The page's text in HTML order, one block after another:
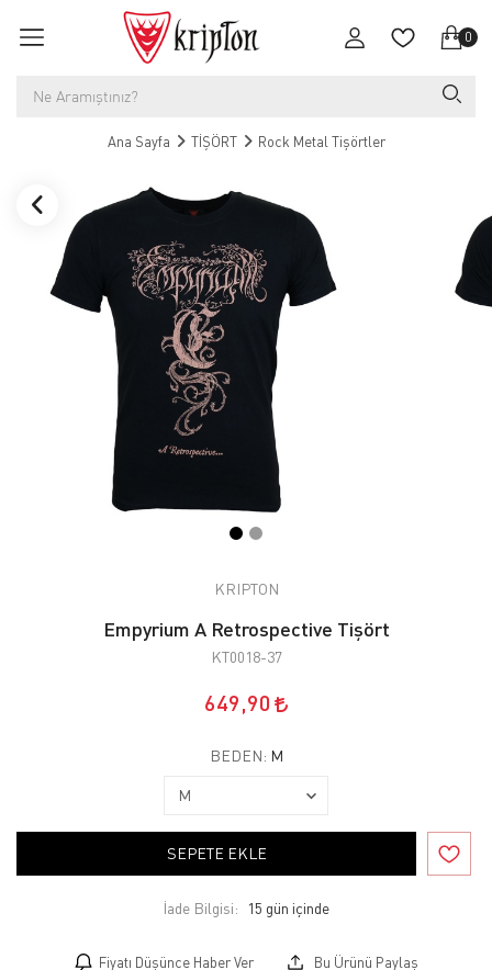
0
Ana Sayfa TİŞÖRT Rock Metal Tişörtler
KRIPTON
Empyrium A Retrospective Tişört
KT0018-37
649,90
BEDEN: M
SEPETE EKLE
İade Bilgisi:
Fiyatı Düşünce Haber Ver Bu Ürünü Paylaş